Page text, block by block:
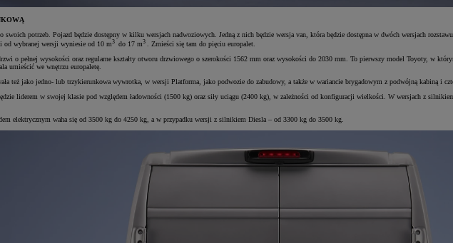
potrzeb. Pojazd będzie dostępny w kilku wersjach nadwoziowych. Jedną z nich będzie wersja van, która będzie dostępna w dwóch wersjach
od wybranej wersji wyniesie od 10 m3 do 17 m3 . Zmieści się tam do pięciu europalet.
o pełnej wysokości oraz regularne kształty otworu drzwiowego o szerokości 1562 mm oraz wysokości do 2030 mm. To pierwszy model Toyoty, w
umieścić we wnętrzu europaletę.
też jako jedno- lub trzykierunkowa wywrotka, w wersji Platforma, jako podwozie do zabudowy, a także w wariancie brygadowym z podwójną kabiną i
liderem w swojej klasie pod względem ładowności (1500 kg) oraz siły uciągu (2400 kg), w zależności od konfiguracji wielkości. W wersjach z
elektrycznym waha się od 3500 kg do 4250 kg, a w przypadku wersji z silnikiem Diesla – od 3300 kg do 3500 kg.